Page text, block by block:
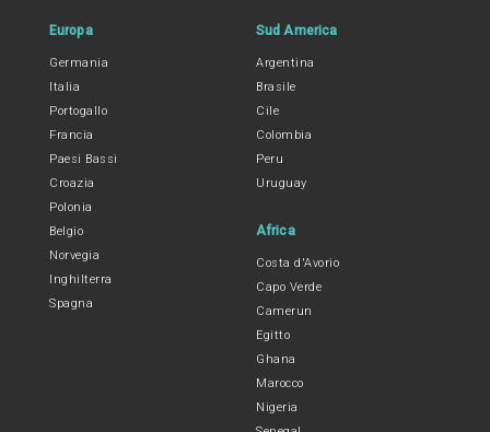
Europa
Germania
Italia
Portogallo
Francia
Paesi Bassi
Croazia
Polonia
Belgio
Norvegia
Inghilterra
Spagna
Sud America
Argentina
Brasile
Cile
Colombia
Peru
Uruguay
Africa
Costa d'Avorio
Capo Verde
Camerun
Egitto
Ghana
Marocco
Nigeria